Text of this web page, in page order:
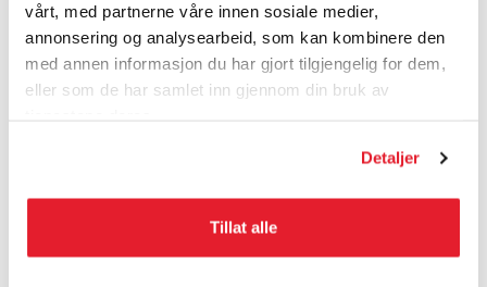
vårt, med partnerne våre innen sosiale medier,
annonsering og analysearbeid, som kan kombinere den
med annen informasjon du har gjort tilgjengelig for dem,
eller som de har samlet inn gjennom din bruk av
Detaljer
Tillat alle
Armada Tracer Summit toppturbindinger gir den perfekte
kombinasjon av lett vekt, ytelse og pålitelighet, og gir deg topp
alpine touring-opplevelser uansett føre og forhold. Flex-
absorpsjonssystemet optimaliserer skiens fleks, mens
9) og er kompatibel med stegjern for bruk på bratte og isete
støvelen korrekt plassert i bindingen. Tracer Summit 9 har
hælløfter som kan justeres samtidig som du er på farten.